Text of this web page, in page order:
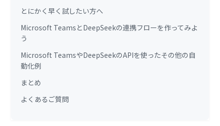
とにかく早く試したい方へ
Microsoft TeamsとDeepSeekの連携フローを作ってみよ
う
Microsoft TeamsやDeepSeekのAPIを使ったその他の自
動化例
まとめ
よくあるご質問